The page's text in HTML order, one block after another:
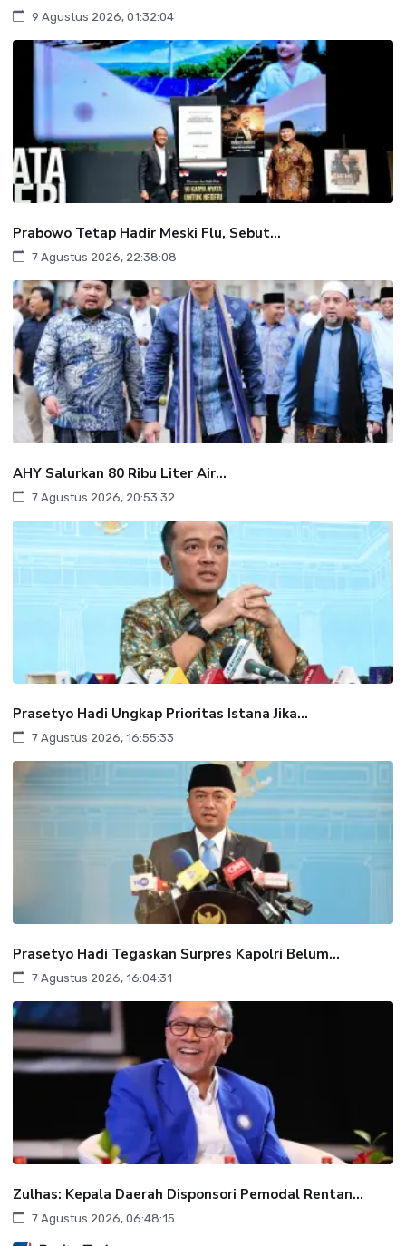
9 Agustus 2026, 01:32:04
Prabowo Tetap Hadir Meski Flu, Sebut...
7 Agustus 2026, 22:38:08
AHY Salurkan 80 Ribu Liter Air...
7 Agustus 2026, 20:53:32
Prasetyo Hadi Ungkap Prioritas Istana Jika...
7 Agustus 2026, 16:55:33
Prasetyo Hadi Tegaskan Surpres Kapolri Belum...
7 Agustus 2026, 16:04:31
Zulhas: Kepala Daerah Disponsori Pemodal Rentan...
7 Agustus 2026, 06:48:15